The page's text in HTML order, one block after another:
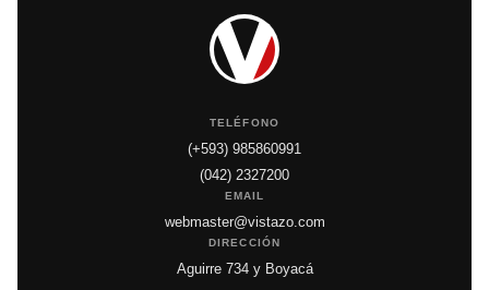
TELÉFONO
(+593) 985860991
(042) 2327200
EMAIL
webmaster@vistazo.com
DIRECCIÓN
Aguirre 734 y Boyacá